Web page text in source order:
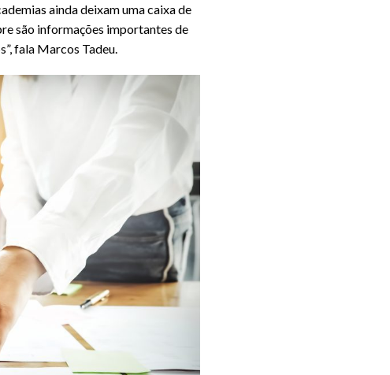
ainda deixam uma caixa de
são informações importantes de
fala Marcos Tadeu.